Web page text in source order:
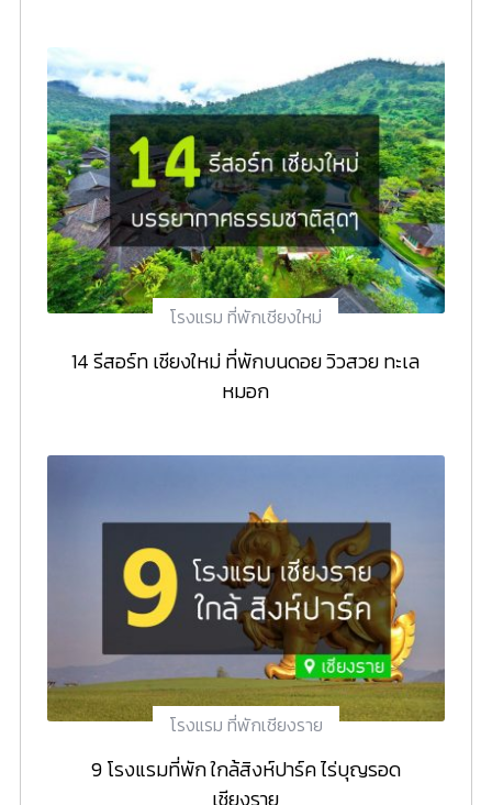
โรงแรม ที่พักเชียงใหม่
14 รีสอร์ท เชียงใหม่ ที่พักบนดอย วิวสวย ทะเล
หมอก
โรงแรม ที่พักเชียงราย
9 โรงแรมที่พัก ใกล้สิงห์ปาร์ค ไร่บุญรอด
เชียงราย